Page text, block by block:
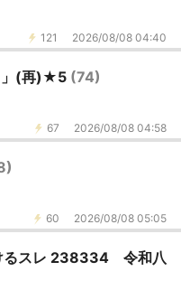
121 2026/08/08 04:40
」(再)★5 (74)
67 2026/08/08 04:58
60 2026/08/08 05:05
るスレ 238334 令和八